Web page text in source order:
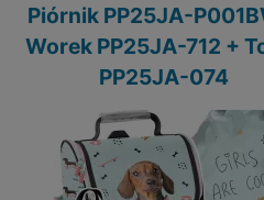
Piórnik PP25JA-
Worek PP25JA-712 +
PP25JA-074